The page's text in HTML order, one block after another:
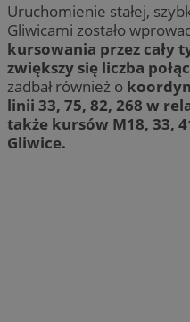
Uruchomienie stałej,
Gliwicami zostało
kursowania przez cały
zwiększy się liczba
zadbał również o
linii 33, 75, 82, 268 w
także kursów M18, 33,
Gliwice.